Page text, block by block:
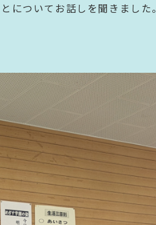
についてお話しを聞きました。